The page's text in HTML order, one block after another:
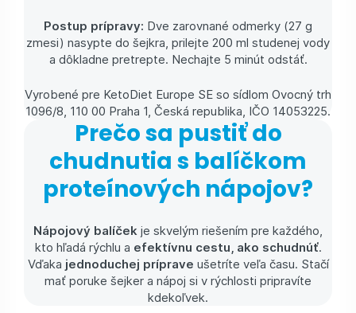
Postup prípravy: Dve zarovnané odmerky (27 g
zmesi) nasypte do šejkra, prilejte 200 ml studenej vody
a dôkladne pretrepte. Nechajte 5 minút odstáť.
Vyrobené pre KetoDiet Europe SE so sídlom Ovocný trh
1096/8, 110 00 Praha 1, Česká republika, IČO 14053225.
Prečo sa pustiť do
chudnutia s balíčkom
proteínových nápojov?
Nápojový balíček je skvelým riešením pre každého,
kto hľadá rýchlu a efektívnu cestu, ako schudnúť.
Vďaka jednoduchej príprave ušetríte veľa času. Stačí
mať poruke šejker a nápoj si v rýchlosti pripravíte
kdekoľvek.